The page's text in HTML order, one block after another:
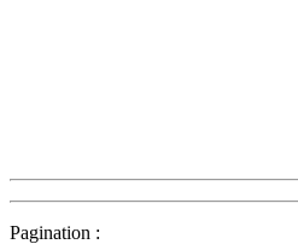
Pagination :